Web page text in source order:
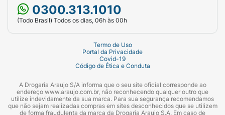
0300.313.1010
(Todo Brasil) Todos os dias, 06h às 00h
Termo de Uso
Portal da Privacidade
Covid-19
Código de Ética e Conduta
A Drogaria Araujo S/A informa que o seu site oficial corresponde ao
endereço www.araujo.com.br, não reconhecendo qualquer outro que
utilize indevidamente da sua marca. Para sua segurança recomendamos
que não sejam realizadas compras em sites desconhecidos que se utilizem
de forma fraudulenta da marca da Drogaria Araujo S.A. Em caso de